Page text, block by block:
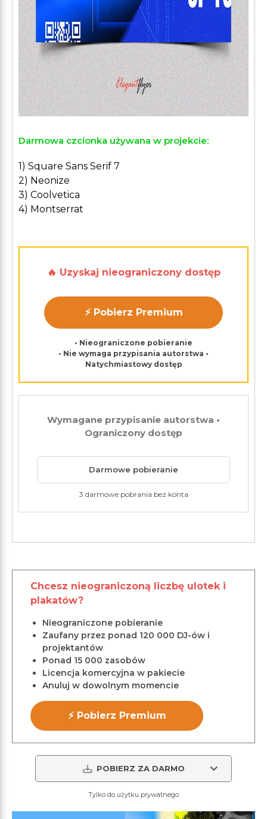
Darmowa czcionka używana w projekcie:
1) Square Sans Serif 7
2) Neonize
3) Coolvetica
4) Montserrat
🔥 Uzyskaj nieograniczony dostęp
⚡ Pobierz Premium
• Nieograniczone pobieranie
• Nie wymaga przypisania autorstwa •
Natychmiastowy dostęp
Wymagane przypisanie autorstwa •
Ograniczony dostęp
Darmowe pobieranie
3 darmowe pobrania bez konta
Chcesz nieograniczoną liczbę ulotek i
plakatów?
Nieograniczone pobieranie
Zaufany przez ponad 120 000 DJ-ów i
projektantów
Ponad 15 000 zasobów
Licencja komercyjna w pakiecie
Anuluj w dowolnym momencie
⚡ Pobierz Premium
POBIERZ ZA DARMO
Tylko do użytku prywatnego